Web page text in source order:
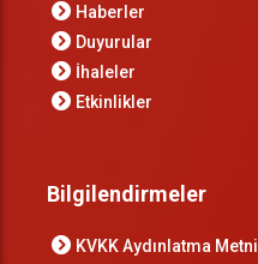
Haberler
Duyurular
İhaleler
Etkinlikler
Bilgilendirmeler
KVKK Aydınlatma Metni